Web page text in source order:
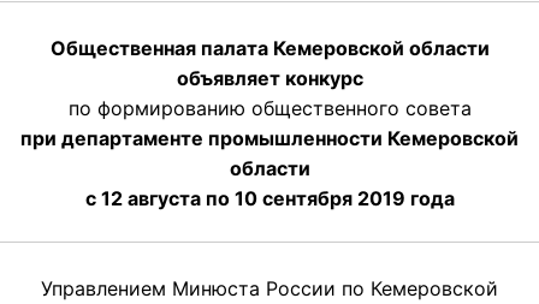
Общественная палата Кемеровской области
объявляет конкурс
по формированию общественного совета
при департаменте промышленности Кемеровской
области
с 12 августа по 10 сентября 2019 года
Управлением Минюста России по Кемеровской